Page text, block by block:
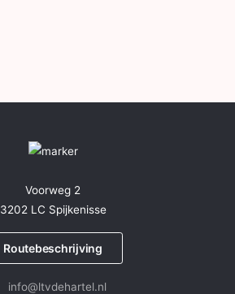
Voorweg 2
3202 LC Spijkenisse
Routebeschrijving
info@ltvdehartel.nl